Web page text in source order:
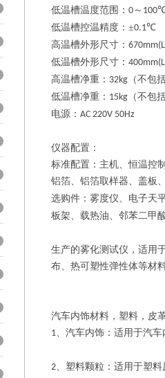
低温槽温度范围： 0 ～ 100
低温槽控温精度： ±0.1℃
高温槽外形尺寸：
低温槽外形尺寸：
高温槽净重： 32kg （不包
低温槽净重： 15kg （不包
电源： AC 220V 50Hz
仪器配置：
标准配置：主机、恒温控
铝箔、铝箔取样器、盖板
选购件：雾度仪、电子天
板架、载热油、邻苯二甲
生产的雾化测试仪，适用
布、热可塑性弹性体等材
汽车内饰材料，塑料，皮
1、汽车内饰：适用于汽
2、塑料颗粒：适用于塑